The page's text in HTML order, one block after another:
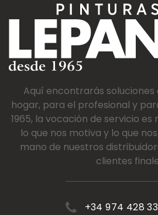
Aquí encontrarás
hogar, para el profesional y
1965, la vocación de servicio es
lo que nos motiva y lo que
mano de nuestros
clientes
+34 974 428